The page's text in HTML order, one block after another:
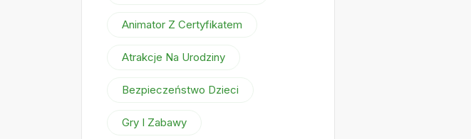
Animator Z Certyfikatem
Atrakcje Na Urodziny
Bezpieczeństwo Dzieci
Gry I Zabawy